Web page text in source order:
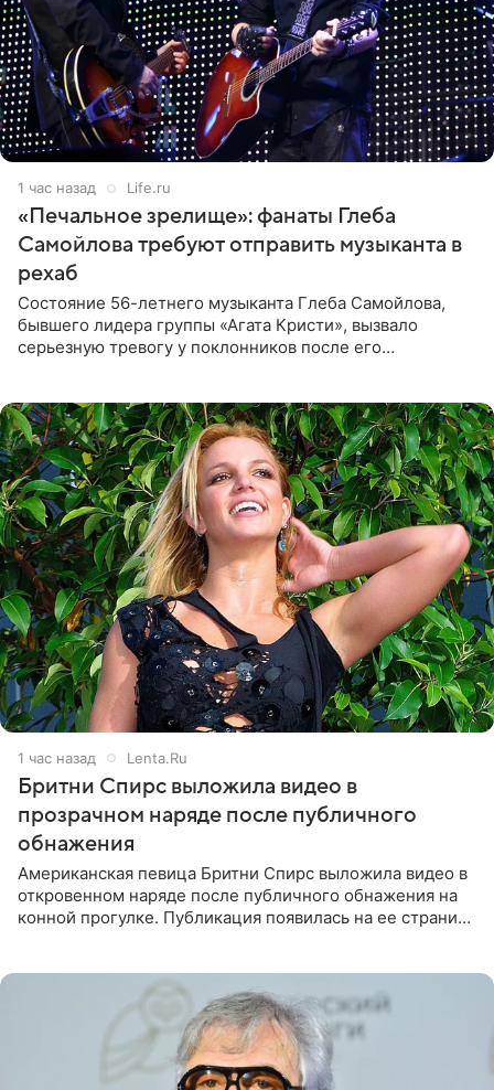
1 час назад Life.ru
«Печальное зрелище»: фанаты Глеба
Самойлова требуют отправить музыканта в
рехаб
Состояние 56-летнего музыканта Глеба Самойлова,
бывшего лидера группы «Агата Кристи», вызвало
серьезную тревогу у поклонников после его
1 час назад Lenta.Ru
Бритни Спирс выложила видео в
прозрачном наряде после публичного
обнажения
Американская певица Бритни Спирс выложила видео в
откровенном наряде после публичного обнажения на
конной прогулке. Публикация появилась на ее странице